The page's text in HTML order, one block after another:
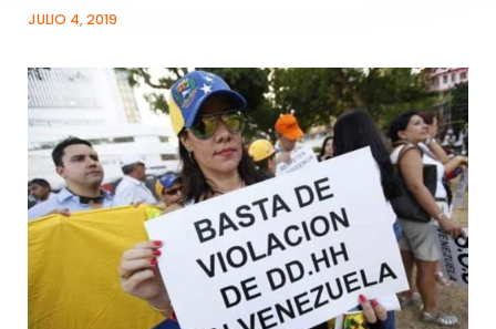
JULIO 4, 2019